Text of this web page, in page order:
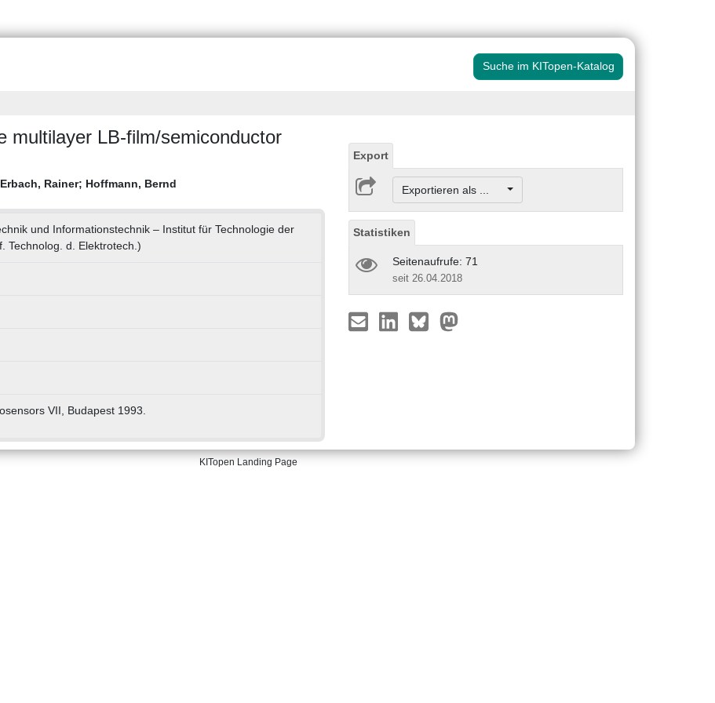
Suche im KITopen-Katalog
multilayer LB-film/semiconductor
Erbach, Rainer; Hoffmann, Bernd
und Informationstechnik – Institut für Technologie der
Technolog. d. Elektrotech.)
VII, Budapest 1993.
Export
Exportieren als ...
Statistiken
Seitenaufrufe: 71
seit 26.04.2018
KITopen Landing Page